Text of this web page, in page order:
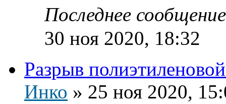
Последнее
30 ноя 2020, 18:32
Разрыв
Инко » 25 ноя 2020,